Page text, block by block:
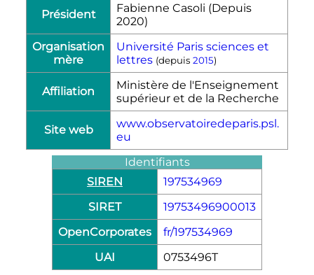
Président
Fabienne Casoli (Depuis
2020)
Organisation
mère
Université Paris sciences et
lettres (depuis 2015)
Affiliation
Ministère de l'Enseignement
supérieur et de la Recherche
Site web
www.observatoiredeparis.psl.
eu
Identifiants
SIREN
197534969
SIRET
19753496900013
OpenCorporates
fr/197534969
UAI
0753496T